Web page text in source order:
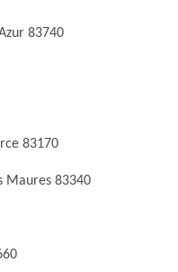
83740
83170
Maures 83340